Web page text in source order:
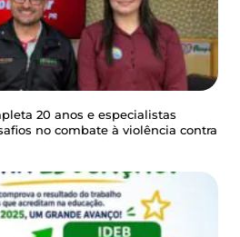
20 anos e especialistas
no combate à violência contra